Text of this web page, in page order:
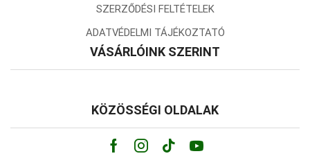
SZERZŐDÉSI FELTÉTELEK
ADATVÉDELMI TÁJÉKOZTATÓ
VÁSÁRLÓINK SZERINT
KÖZÖSSÉGI OLDALAK
Facebook
Instagram
Tik- Youtube